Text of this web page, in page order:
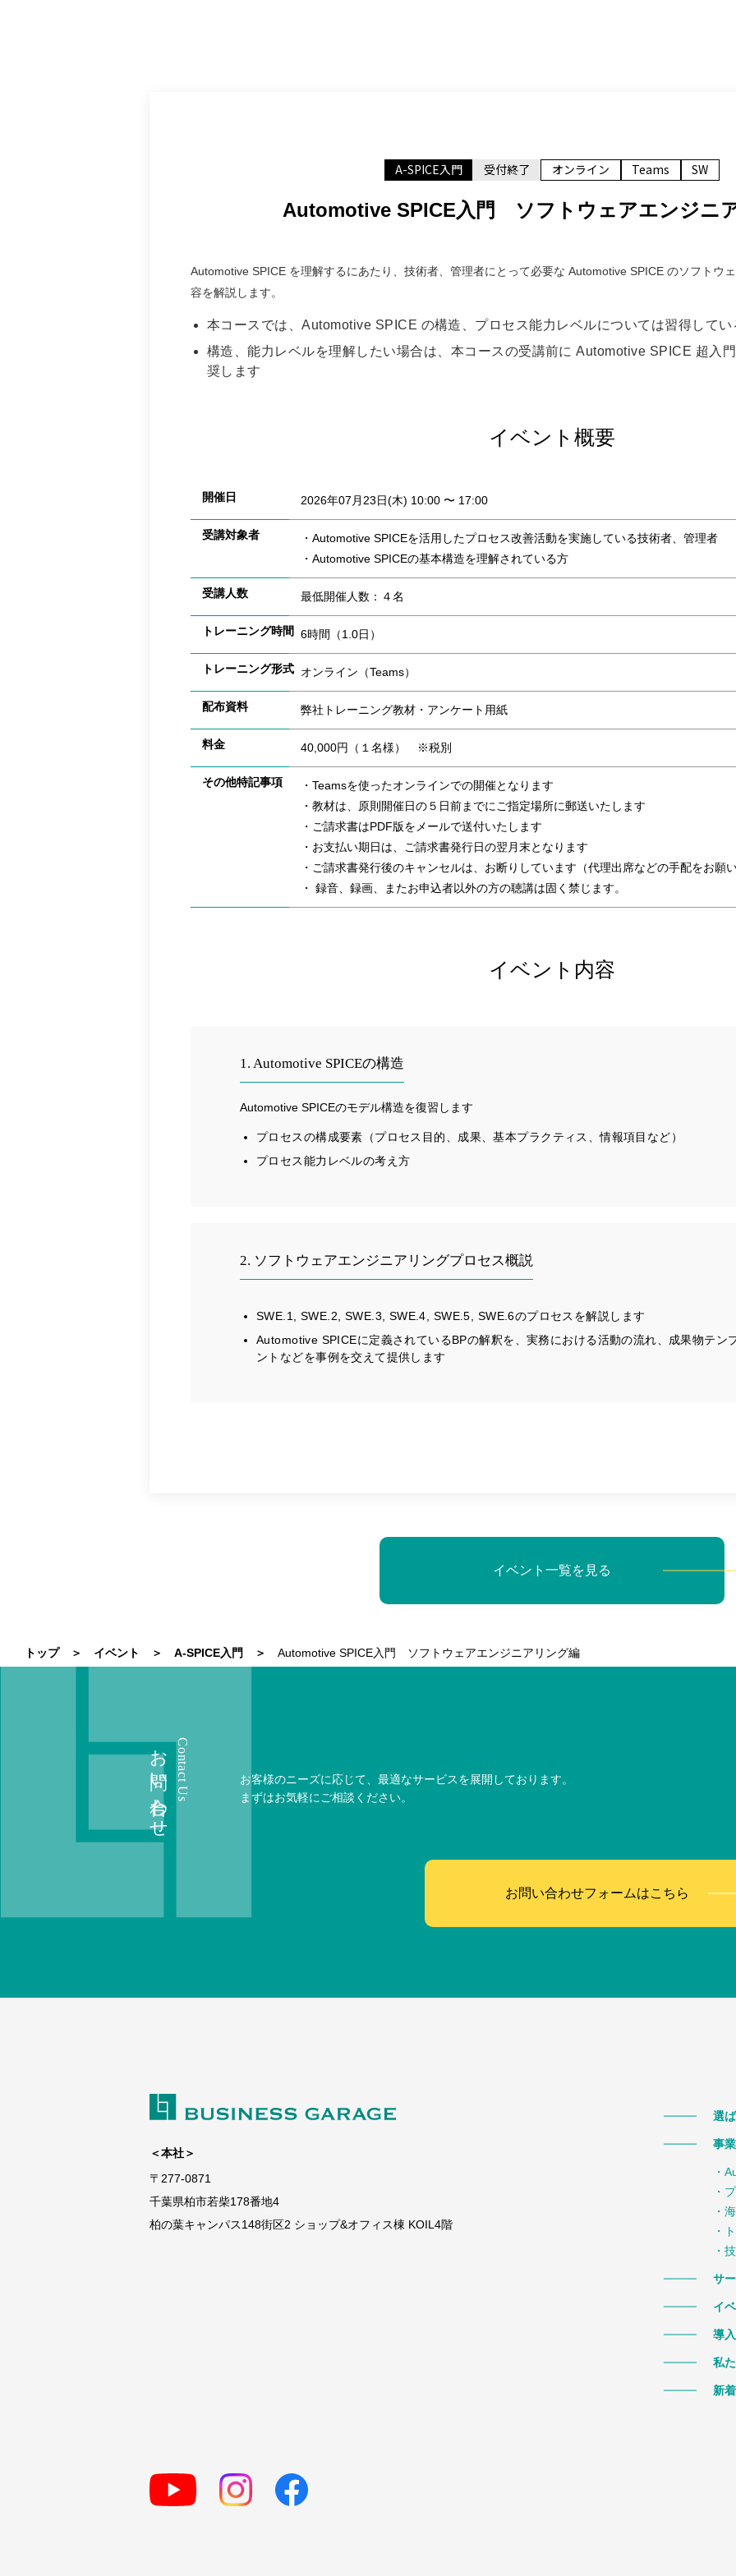
A-SPICE入門 受付終了 オンライン Teams SW
Automotive SPICE入門 ソフトウェアエンジニ
Automotive SPICE を理解するにあたり、技術者、管理者にとって必要な Automotive SPICE のソフトウ
容を解説します。
本コースでは、Automotive SPICE の構造、プロセス能力レベルについては習得して
構造、能力レベルを理解したい場合は、本コースの受講前に Automotive SPICE 超入
奨します
イベント概要
開催日 2026年07月23日(木) 10:00 〜 17:00
受講対象者
・Automotive SPICEを活用したプロセス改善活動を実施している技術者、管理者
・Automotive SPICEの基本構造を理解されている方
受講人数 最低開催人数：４名
トレーニング時間 6時間（1.0日）
トレーニング形式 オンライン（Teams）
配布資料 弊社トレーニング教材・アンケート用紙
料金 40,000円（１名様） ※税別
その他特記事項
・Teamsを使ったオンラインでの開催となります
・教材は、原則開催日の５日前までにご指定場所に郵送いたします
・ご請求書はPDF版をメールで送付いたします
・お支払い期日は、ご請求書発行日の翌月末となります
・ご請求書発行後のキャンセルは、お断りしています（代理出席などの手配をお願い
・ 録音、録画、またお申込者以外の方の聴講は固く禁じます。
イベント内容
1. Automotive SPICEの構造
Automotive SPICEのモデル構造を復習します
プロセスの構成要素（プロセス目的、成果、基本プラクティス、情報項目など）
プロセス能力レベルの考え方
2. ソフトウェアエンジニアリングプロセス概説
SWE.1, SWE.2, SWE.3, SWE.4, SWE.5, SWE.6のプロセスを解説します
Automotive SPICEに定義されているBPの解釈を、実務における活動の流れ、成果物テン
ントなどを事例を交えて提供します
イベント一覧を見る
トップ イベント A-SPICE入門 Automotive SPICE入門 ソフトウェアエンジニアリング編
Contact Us
お問い合わせ
お客様のニーズに応じて、最適なサービスを展開しております。
まずはお気軽にご相談ください。
お問い合わせフォームはこちら
＜本社＞
〒277-0871
千葉県柏市若柴178番地4
柏の葉キャンパス148街区2 ショップ&オフィス棟 KOIL4階
選
事
・
・
・
・
・
サ
イ
導
私
新